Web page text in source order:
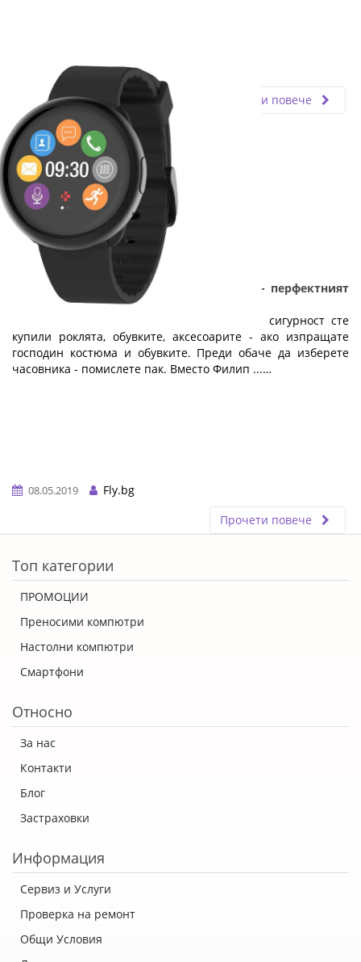
31.01.2019
Fly.bg
Прочети повече
Смарт часовник за смарт абитуриенти - перфектният
подарък за абитуриентски бал
24 май приближава неумолимо! Вече със сигурност сте
купили роклята, обувките, аксесоарите - ако изпращате
господин костюма и обувките. Преди обаче да изберете
часовника - помислете пак. Вместо Филип ...…
08.05.2019
Fly.bg
Прочети повече
Топ категории
ПРОМОЦИИ
Преносими компютри
Настолни компютри
Смартфони
Относно
За нас
Контакти
Блог
Застраховки
Информация
Сервиз и Услуги
Проверка на ремонт
Общи Условия